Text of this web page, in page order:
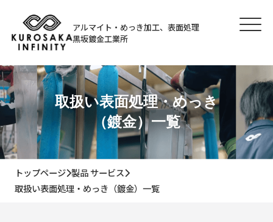
アルマイト・めっき加工、表面処理
黒坂鍍金工業所
取扱い表面処理・めっき
（鍍金）一覧
トップページ 製品 サービス
取扱い表面処理・めっき（鍍金）一覧